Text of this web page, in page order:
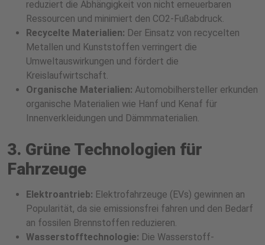
reduziert die Abhängigkeit von nicht erneuerbaren
Ressourcen und minimiert den CO2-Fußabdruck.
Recycelte Materialien: Der Einsatz von recycelten
Metallen und Kunststoffen verringert die
Umweltauswirkungen und fördert die
Kreislaufwirtschaft.
Organische Materialien: Automobilhersteller erkunden
organische Materialien wie Hanf und Kenaf für
Innenverkleidungen und Dämmmaterialien.
3. Grüne Technologien für
Fahrzeuge
Elektroantrieb: Elektrofahrzeuge (EVs) gewinnen an
Popularität, da sie emissionsfrei fahren und den Bedarf
an fossilen Brennstoffen reduzieren.
Wasserstofftechnologie: Die Wasserstoff-